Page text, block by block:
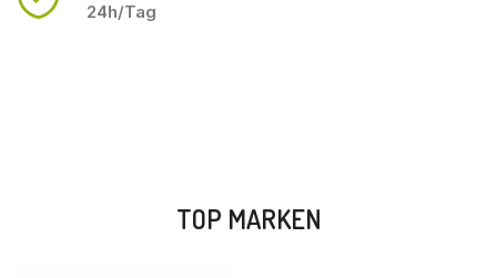
24h/Tag
TOP MARKEN